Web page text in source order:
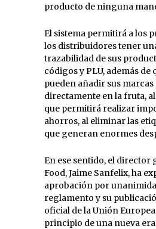
producto de ninguna
El sistema permitirá a los
los distribuidores tener
trazabilidad de sus
códigos y PLU, además de
pueden añadir sus
directamente en la fruta,
que permitirá realizar
ahorros, al eliminar las
que generan enormes
En ese sentido, el director
Food, Jaime Sanfelix, ha
aprobación por
reglamento y su
oficial de la Unión
principio de una nueva